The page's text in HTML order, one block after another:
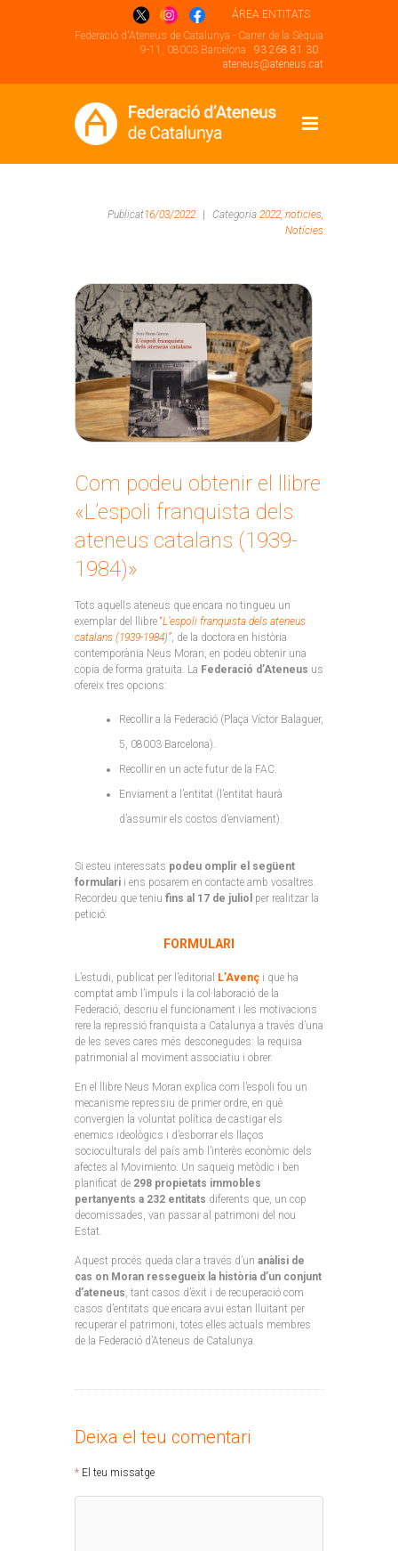
ÁREA ENTITATS
Federació d'Ateneus de Catalunya - Carrer de la Sèquia
9-11, 08003 Barcelona . 93 268 81 30 .
ateneus@ateneus.cat
Publicat16/03/2022 Categoria 2022, noticies,
Notícies
Com podeu obtenir el llibre
«L’espoli franquista dels
ateneus catalans (1939-
1984)»
Tots aquells ateneus que encara no tingueu un
exemplar del llibre “L’espoli franquista dels ateneus
catalans (1939-1984)”, de la doctora en història
contemporània Neus Moran, en podeu obtenir una
copia de forma gratuïta. La Federació d’Ateneus us
ofereix tres opcions:
Recollir a la Federació (Plaça Víctor Balaguer,
5, 08003 Barcelona).
Recollir en un acte futur de la FAC.
Enviament a l’entitat (l’entitat haurà
d’assumir els costos d’enviament).
Si esteu interessats podeu omplir el següent
formulari i ens posarem en contacte amb vosaltres.
Recordeu que teniu fins al 17 de juliol per realitzar la
petició:
FORMULARI
L’estudi, publicat per l’editorial L’Avenç i que ha
comptat amb l’impuls i la col·laboració de la
Federació, descriu el funcionament i les motivacions
rere la repressió franquista a Catalunya a través d’una
de les seves cares més desconegudes: la requisa
patrimonial al moviment associatiu i obrer.
En el llibre Neus Moran explica com l’espoli fou un
mecanisme repressiu de primer ordre, en què
convergien la voluntat política de castigar els
enemics ideològics i d’esborrar els llaços
socioculturals del país amb l’interès econòmic dels
afectes al Movimiento. Un saqueig metòdic i ben
planificat de 298 propietats immobles
pertanyents a 232 entitats diferents que, un cop
decomissades, van passar al patrimoni del nou
Estat.
Aquest procés queda clar a través d’un anàlisi de
cas on Moran ressegueix la història d’un conjunt
d’ateneus, tant casos d’èxit i de recuperació com
casos d’entitats que encara avui estan lluitant per
recuperar el patrimoni, totes elles actuals membres
de la Federació d’Ateneus de Catalunya.
Deixa el teu comentari
El teu missatge